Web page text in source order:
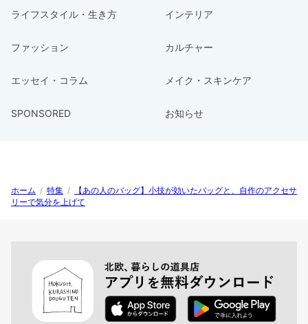
ライフスタイル・生き方 インテリア
ファッション カルチャー
エッセイ・コラム メイク・スキンケア
SPONSORED お知らせ
ホーム / 特集 /
【あの人のバッグ】小技が効いたバッグと、自作のアクセサ
リーで気分を上げて